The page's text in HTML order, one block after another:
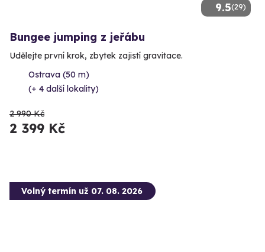
9.5(29)
Bungee jumping z jeřábu
Udělejte první krok, zbytek zajistí gravitace.
Ostrava (50 m)
(+ 4 další lokality)
2 990 Kč
2 399 Kč
Volný termín už 07. 08. 2026